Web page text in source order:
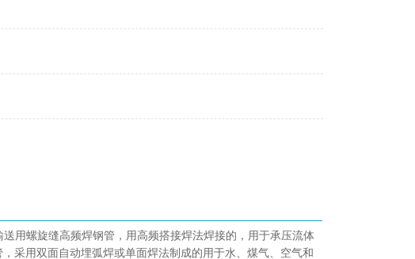
用螺旋缝高频焊钢管，用高频搭接焊法焊接的，用于承压流体
采用双面自动埋弧焊或单面焊法制成的用于水、煤气、空气和